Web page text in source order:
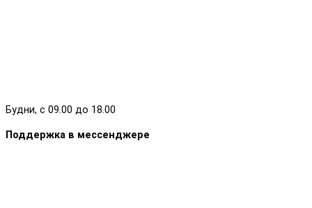
Будни, с 09.00 до 18.00
Поддержка в мессенджере